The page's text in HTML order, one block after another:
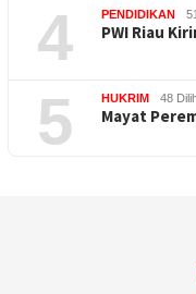
4 PENDIDIKAN
PWI Riau
5 HUKRIM 48
Mayat